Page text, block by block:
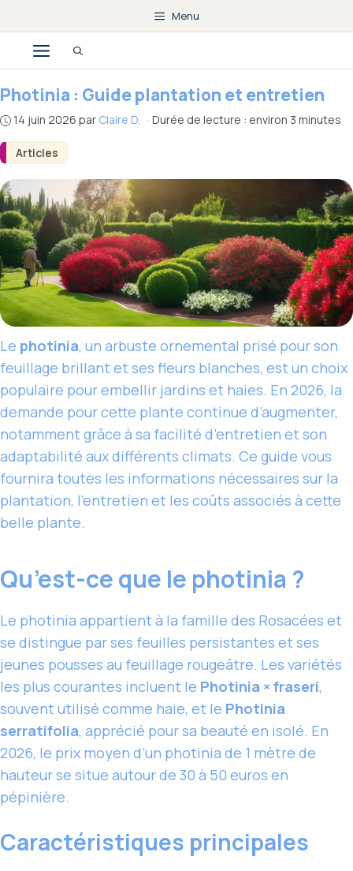
au
contenu
Menu
Menu
Articles
Photinia : Guide plantation et entretien
14 juin 2026 par Claire D. · Durée de lecture : environ 3 minutes
Le photinia, un arbuste ornemental prisé pour son
feuillage brillant et ses fleurs blanches, est un choix
populaire pour embellir jardins et haies. En 2026, la
demande pour cette plante continue d’augmenter,
notamment grâce à sa facilité d’entretien et son
adaptabilité aux différents climats. Ce guide vous
fournira toutes les informations nécessaires sur la
plantation, l’entretien et les coûts associés à cette
belle plante.
Qu’est-ce que le photinia ?
Le photinia appartient à la famille des Rosacées et
se distingue par ses feuilles persistantes et ses
jeunes pousses au feuillage rougeâtre. Les variétés
les plus courantes incluent le Photinia × fraseri,
souvent utilisé comme haie, et le Photinia
serratifolia, apprécié pour sa beauté en isolé. En
2026, le prix moyen d’un photinia de 1 mètre de
hauteur se situe autour de 30 à 50 euros en
pépinière.
Caractéristiques principales